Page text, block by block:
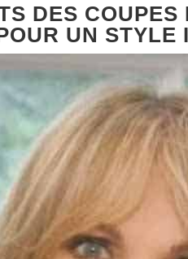
DES COUPES
UN STYLE